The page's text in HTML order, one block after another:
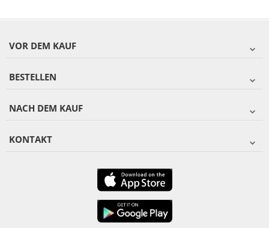
VOR DEM KAUF
BESTELLEN
NACH DEM KAUF
KONTAKT